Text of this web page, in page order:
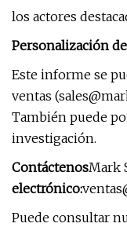
los actores
Personalización
Este informe se
ventas (
También puede
investigación.
ContáctenosMark
electrónico:
Puede consultar